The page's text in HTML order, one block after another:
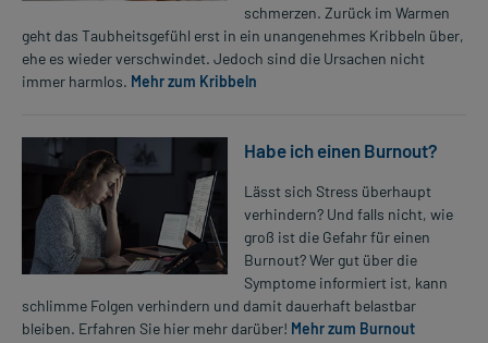
schmerzen. Zurück im Warmen
geht das Taubheitsgefühl erst in ein unangenehmes Kribbeln über,
ehe es wieder verschwindet. Jedoch sind die Ursachen nicht
immer harmlos. Mehr zum Kribbeln
Habe ich einen Burnout?
Lässt sich Stress überhaupt
verhindern? Und falls nicht, wie
groß ist die Gefahr für einen
Burnout? Wer gut über die
Symptome informiert ist, kann
schlimme Folgen verhindern und damit dauerhaft belastbar
bleiben. Erfahren Sie hier mehr darüber! Mehr zum Burnout